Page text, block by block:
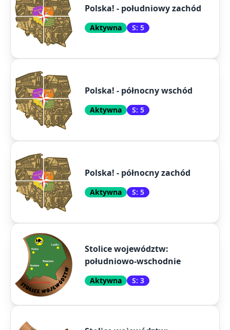
Polska! - południowy zachód
Aktywna S: 5
Polska! - północny wschód
Aktywna S: 5
Polska! - północny zachód
Aktywna S: 5
Stolice województw:
południowo-wschodnie
Aktywna S: 3